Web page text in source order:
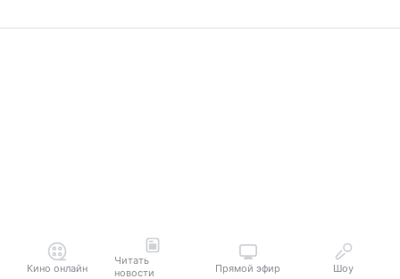
Кино онлайн
Читать
новости
Прямой эфир Шоу